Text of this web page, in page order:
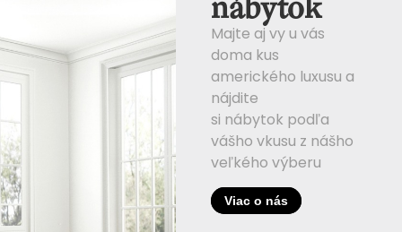
nábytok
Majte aj vy u vás
doma kus
amerického luxusu a
nájdite
si nábytok podľa
vášho vkusu z nášho
veľkého výberu
Viac o nás